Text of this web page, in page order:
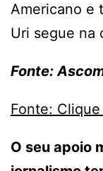
Americano e
Uri segue na
Fonte:
Fonte:
O seu apoio